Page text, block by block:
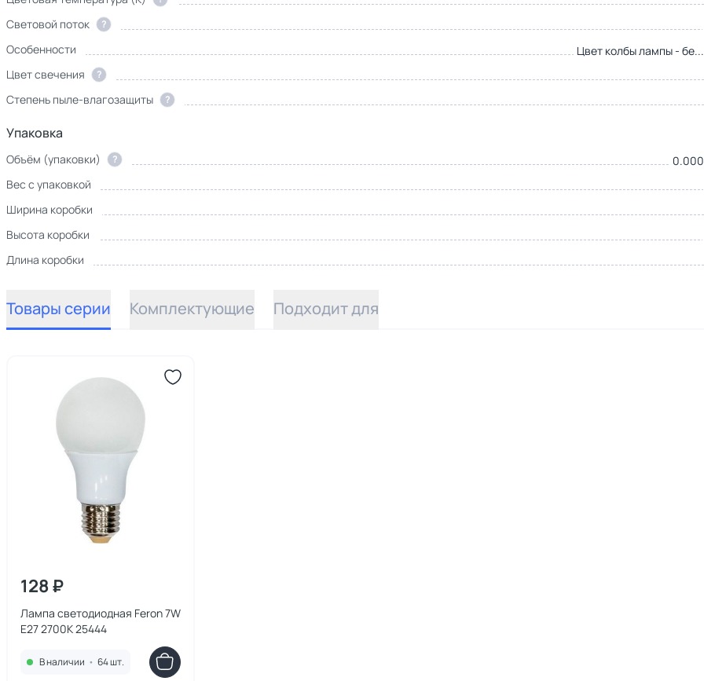
Световой поток
?
Особенности
Цвет колбы лампы - бе...
Цвет свечения ?
Степень пыле-влагозащиты
?
Упаковка
Объём (упаковки) ?
Вес с упаковкой
Ширина коробки
Высота коробки
Длина коробки
Товары серии Комплектующие Подходит для
128 ₽
Лампа светодиодная Feron 7W
E27 2700K 25444
В наличии • 64 шт.